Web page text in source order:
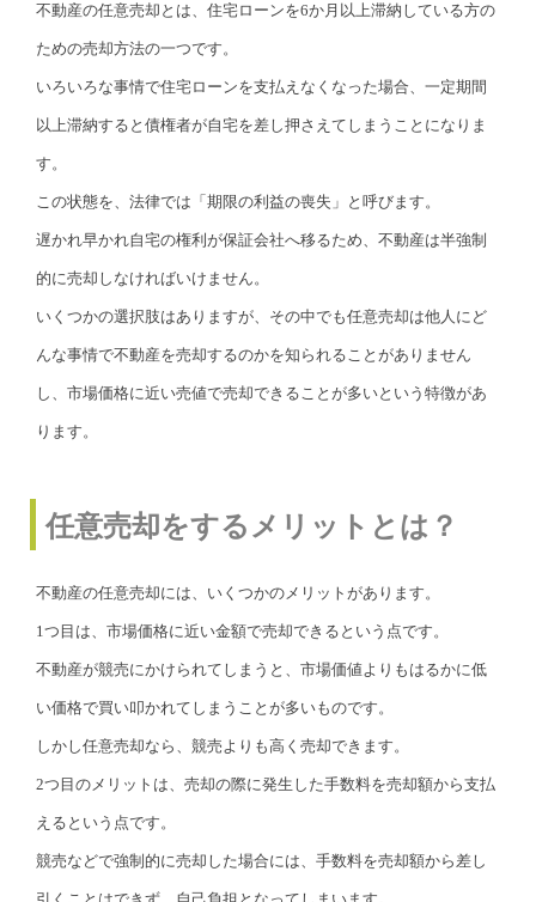
不動産の任意売却とは、住宅ローンを6か月以上滞納している方の
ための売却方法の一つです。
いろいろな事情で住宅ローンを支払えなくなった場合、一定期間
以上滞納すると債権者が自宅を差し押さえてしまうことになりま
す。
この状態を、法律では「期限の利益の喪失」と呼びます。
遅かれ早かれ自宅の権利が保証会社へ移るため、不動産は半強制
的に売却しなければいけません。
いくつかの選択肢はありますが、その中でも任意売却は他人にど
んな事情で不動産を売却するのかを知られることがありません
し、市場価格に近い売値で売却できることが多いという特徴があ
ります。
任意売却をするメリットとは？
不動産の任意売却には、いくつかのメリットがあります。
1つ目は、市場価格に近い金額で売却できるという点です。
不動産が競売にかけられてしまうと、市場価値よりもはるかに低
い価格で買い叩かれてしまうことが多いものです。
しかし任意売却なら、競売よりも高く売却できます。
2つ目のメリットは、売却の際に発生した手数料を売却額から支払
えるという点です。
競売などで強制的に売却した場合には、手数料を売却額から差し